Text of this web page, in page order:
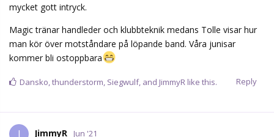
mycket gott intryck.
Magic tränar handleder och klubbteknik medans Tolle visar hur
man kör över motståndare på löpande band. Våra junisar
kommer bli ostoppbara
Reply
Dansko,thunderstorm, Siegwulf, and JimmyR like this.
J JimmyR Jun '21